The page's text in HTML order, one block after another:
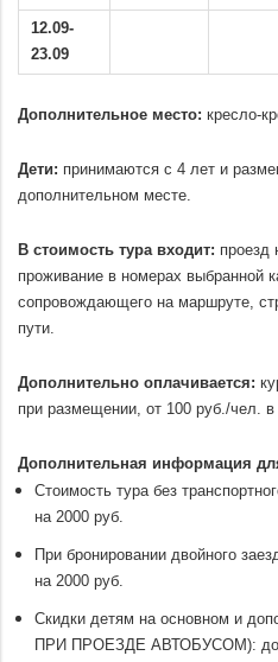
12.09-
23.09
Дополнительное место: кресло-
Дети: принимаются с 4 лет и
дополнительном месте.
В стоимость тура входит: проезд
проживание в номерах выбранной
сопровождающего на маршруте,
пути.
Дополнительно оплачивается:
при размещении, от 100 руб./чел. в
Дополнительная информация
Стоимость тура без
на 2000 руб.
При бронировании двойного
на 2000 руб.
Скидки детям на основном и
ПРИ ПРОЕЗДЕ АВТОБУСОМ): до